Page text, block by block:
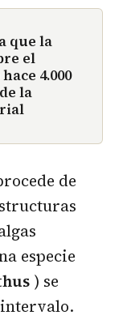
que la
el
4.000
la
de
especie
) se